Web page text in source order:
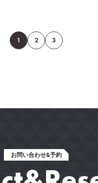
1 2 3
お問い合わせ&予約